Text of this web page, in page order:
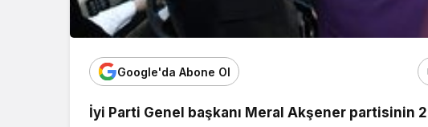
Google'da Abone Ol
İyi Parti Genel başkanı Meral Akşener partisinin